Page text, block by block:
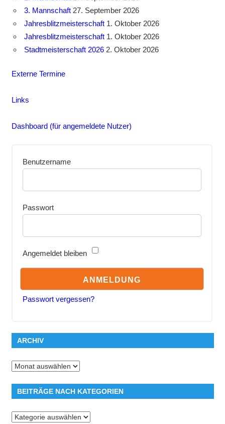
3. Mannschaft 27. September 2026
Jahresblitzmeisterschaft 1. Oktober 2026
Jahresblitzmeisterschaft 1. Oktober 2026
Stadtmeisterschaft 2026 2. Oktober 2026
Externe Termine
Links
Dashboard (für angemeldete Nutzer)
Benutzername
Passwort
Angemeldet bleiben
Passwort vergessen?
ARCHIV
Archiv
BEITRÄGE NACH KATEGORIEN
Beiträge